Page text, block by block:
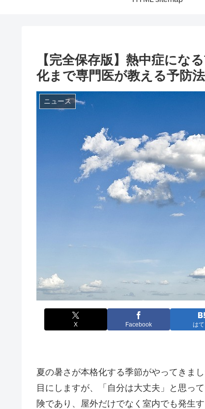
【完全保存版】熱中症にな
化まで専門医が教える予防法
ニュース
X Facebook は
夏の暑さが本格化する季節がやってきま
目にしますが、「自分は大丈夫」と思っ
険であり、屋外だけでなく室内でも発生